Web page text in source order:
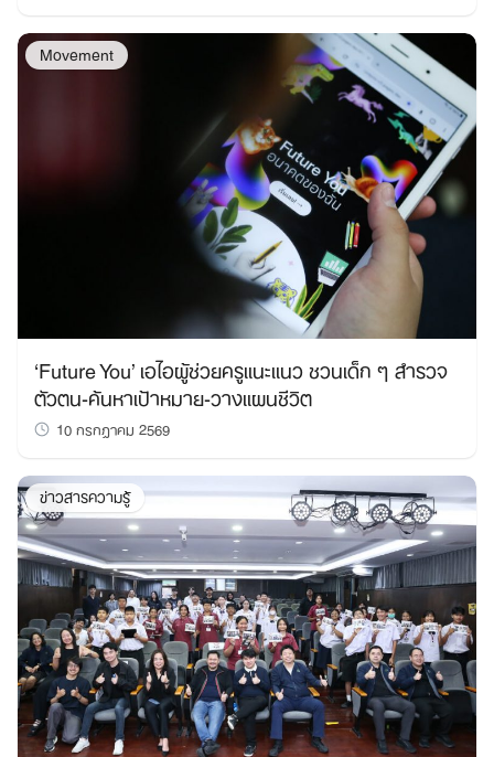
Movement
‘Future You’ เอไอผู้ช่วยครูแนะแนว ชวนเด็ก ๆ สำรวจ
ตัวตน-ค้นหาเป้าหมาย-วางแผนชีวิต
10 กรกฎาคม 2569
ข่าวสารความรู้